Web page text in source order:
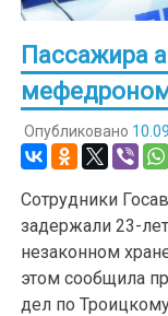
Пассажира
Опубликовано
Сотрудники
задержали 23-
незаконном
этом сообщила
дел по